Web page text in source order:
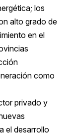
los
alto grado de
en el
como
privado y
el desarrollo